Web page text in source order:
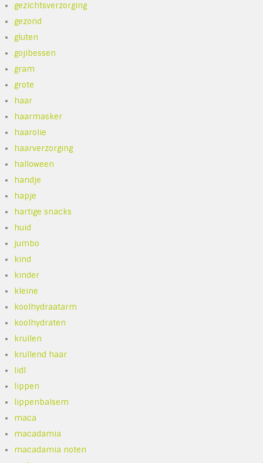
gezichtsverzorging
gezond
gluten
gojibessen
gram
grote
haar
haarmasker
haarolie
haarverzorging
halloween
handje
hapje
hartige snacks
huid
jumbo
kind
kinder
kleine
koolhydraatarm
koolhydraten
krullen
krullend haar
lidl
lippen
lippenbalsem
maca
macadamia
macadamia noten